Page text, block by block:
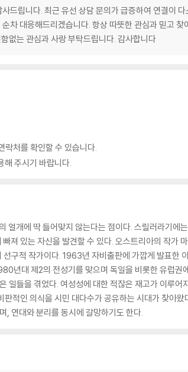
드립니다. 최근 유선 상담 문의가 급증하여 연결이
차 대응해드리겠습니다. 항상 따뜻한 관심과 믿고
없는 관심과 사랑 부탁드립니다. 감사합니다
락처를 확인할 수 있습니다.
해 주시기 바랍니다.
얼개에 딱 들어맞지 않는다는 점이다. 스릴러라기
빠져 있는 자신을 발견할 수 있다. 오스트리아의
구적 작가이다. 1963년 자비출판에 가깝게 발표한
년대 제2의 전성기를 맞으며 독일을 비롯한 유럽
일들을 겪었다. 여성성에 대한 적잖은 재고가 이루
적인 의식을 시민 대다수가 공유하는 시대가 찾아
, 연대와 분리를 동시에 갈망하기도 한다.